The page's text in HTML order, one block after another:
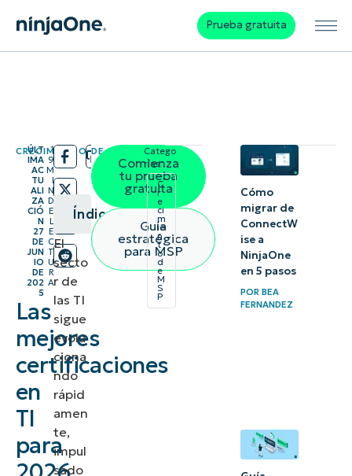
Prueba gratuita
CRECIMIENTO DE MSP
/
ÚLT
IMA
AC
TU
ALI
ZA
CIÓ
N
27
DE
JUN
IO
DE
202
5
/
1
9
M
I
N
D
E
L
E
C
T
U
R
A
Las
mejores
certificaciones
en
TI
para
Índice
Resumen
instantáneo
13 principales
certificaciones
El
secto
r de
las TI
sigue
evolu
ciona
ndo
rápid
amen
te,
impul
sado
Comienza
tu prueba
gratuita
Guía
estratégica
para MSP
Catego
rías:
C
r
e
ci
m
ie
n
t
o
d
e
M
S
P
Cómo
migrar de
ConnectW
ise a
NinjaOne
en 5 pasos
POR BEA
FERNANDEZ